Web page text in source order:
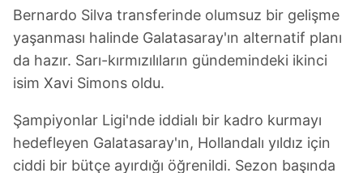
Bernardo Silva transferinde olumsuz bir gelişme
yaşanması halinde Galatasaray'ın alternatif planı
da hazır. Sarı-kırmızılıların gündemindeki ikinci
isim Xavi Simons oldu.
Şampiyonlar Ligi'nde iddialı bir kadro kurmayı
hedefleyen Galatasaray'ın, Hollandalı yıldız için
ciddi bir bütçe ayırdığı öğrenildi. Sezon başında